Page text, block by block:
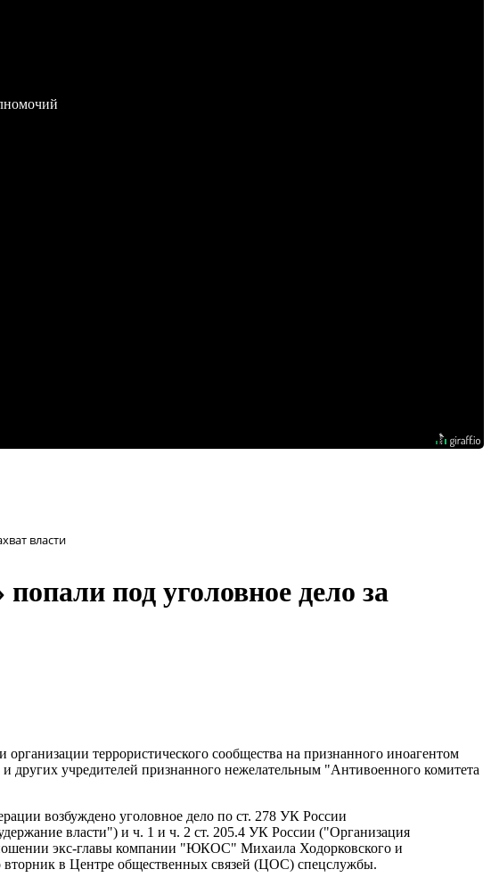
власти
под уголовное дело за
террористического сообщества на признанного иноагентом
учредителей признанного нежелательным "Антивоенного комитета
возбуждено уголовное дело по ст. 278 УК России
власти") и ч. 1 и ч. 2 ст. 205.4 УК России ("Организация
экс-главы компании "ЮКОС" Михаила Ходорковского и
в Центре общественных связей (ЦОС) спецслужбы.